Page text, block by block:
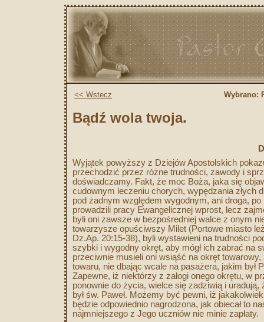
<< Wstecz Wybrano:
Bądź wola twoja.
Wyjątek powyższy z Dziejów Apostolskich
przechodzić przez różne trudności, zawody i
doświadczamy. Fakt, że moc Boża, jaka się
cudownym leczeniu chorych, wypędzania złych
pod żadnym względem wygodnym, ani droga, po
prowadzili pracy Ewangelicznej wprost, lecz
byli oni zawsze w bezpośredniej walce z onym
towarzysze opuściwszy Milet (Portowe miasto
Dz.Ap. 20:15-38), byli wystawieni na trudności
szybki i wygodny okręt, aby mógł ich zabrać na
przeciwnie musieli oni wsiąść na okręt
towaru, nie dbając wcale na pasażera, jakim był
Zapewne, iż niektórzy z załogi onego okrętu, w
ponownie do życia, wielce się zadziwią i
był św. Paweł. Możemy być pewni, iż
będzie odpowiednio nagrodzona, jak obiecał to
najmniejszego z Jego uczniów nie minie zapłaty.